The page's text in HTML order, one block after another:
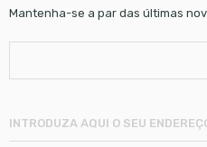
Mantenha-se a par das últimas